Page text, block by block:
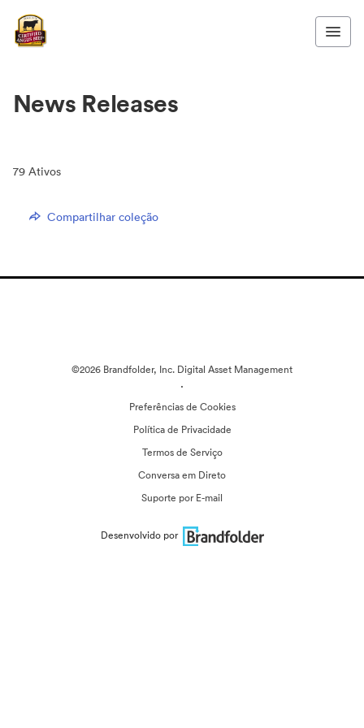
News Releases
79 Ativos
Compartilhar coleção
©2026 Brandfolder, Inc. Digital Asset Management
·
Preferências de Cookies
Política de Privacidade
Termos de Serviço
Conversa em Direto
Suporte por E-mail
Desenvolvido por